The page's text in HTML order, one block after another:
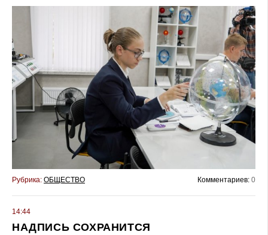
Рубрика: ОБЩЕСТВО Комментариев: 0
14:44
НАДПИСЬ СОХРАНИТСЯ